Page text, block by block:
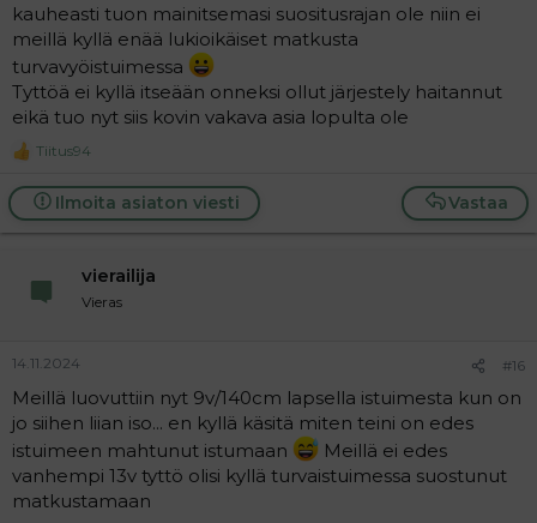
kauheasti tuon mainitsemasi suositusrajan ole niin ei
meillä kyllä enää lukioikäiset matkusta
turvavyöistuimessa
Tyttöä ei kyllä itseään onneksi ollut järjestely haitannut
eikä tuo nyt siis kovin vakava asia lopulta ole
R
a
c
t
Tiitus94
Vastaa
Ilmoita asiaton viesti
vierailija
Vieras
14.11.2024 #16
Meillä luovuttiin nyt 9v/140cm lapsella istuimesta kun on
jo siihen liian iso... en kyllä käsitä miten teini on edes
istuimeen mahtunut istumaan
Meillä ei edes
vanhempi 13v tyttö olisi kyllä turvaistuimessa suostunut
matkustamaan